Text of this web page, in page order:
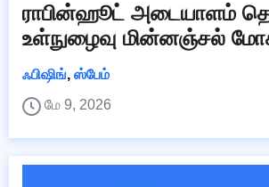
ராபின்ஹூட் அடையாளம்
உள்நுழைவு மின்னஞ்சல்
ஃபிஷிங், ஸ்பேம்
மே 9, 2026